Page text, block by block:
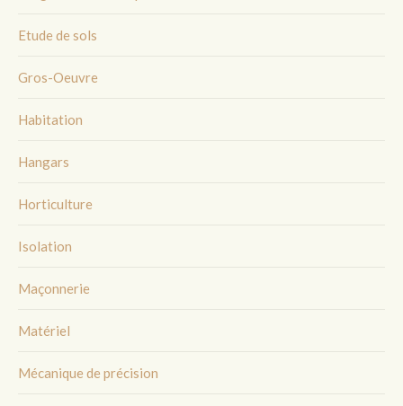
Etude de sols
Gros-Oeuvre
Habitation
Hangars
Horticulture
Isolation
Maçonnerie
Matériel
Mécanique de précision